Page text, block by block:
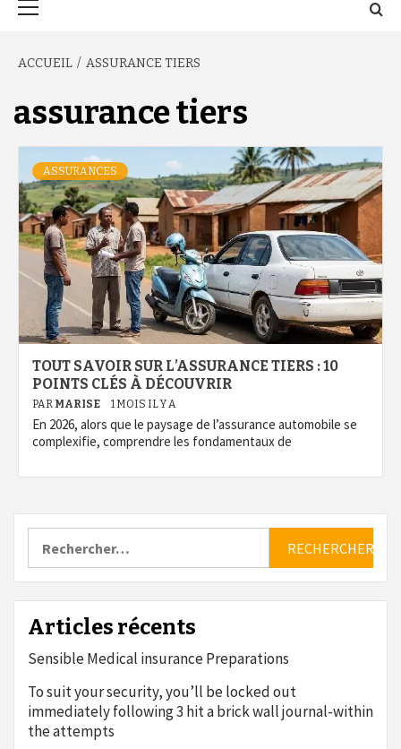
ACCUEIL ASSURANCE TIERS
assurance tiers
ASSURANCES
TOUT SAVOIR SUR L’ASSURANCE TIERS : 10
POINTS CLÉS À DÉCOUVRIR
PAR MARISE 1 MOIS IL Y A
En 2026, alors que le paysage de l’assurance automobile se
complexifie, comprendre les fondamentaux de
Articles récents
Sensible Medical insurance Preparations
To suit your security, you’ll be locked out
immediately following 3 hit a brick wall journal-within
the attempts